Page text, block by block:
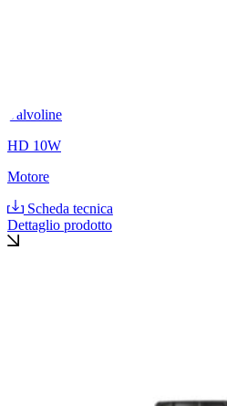
Valvoline
HD 10W
Motore
Scheda tecnica
Dettaglio prodotto